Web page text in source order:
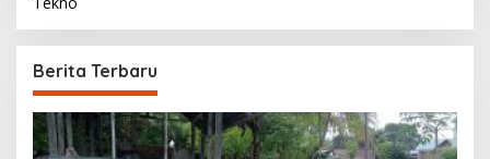
Berita Terbaru